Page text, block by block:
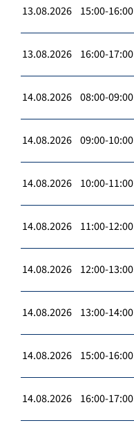
13.08.2026 15:00-16:00
13.08.2026 16:00-17:00
14.08.2026 08:00-09:00
14.08.2026 09:00-10:00
14.08.2026 10:00-11:00
14.08.2026 11:00-12:00
14.08.2026 12:00-13:00
14.08.2026 13:00-14:00
14.08.2026 15:00-16:00
14.08.2026 16:00-17:00